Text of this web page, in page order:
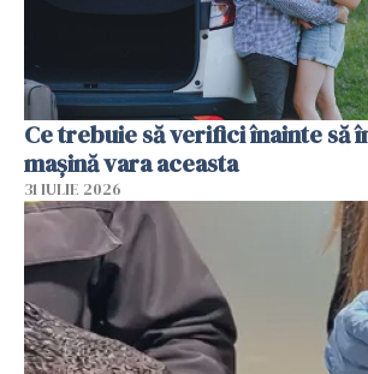
Ce trebuie să verifici înainte să
mașină vara aceasta
31 IULIE 2026